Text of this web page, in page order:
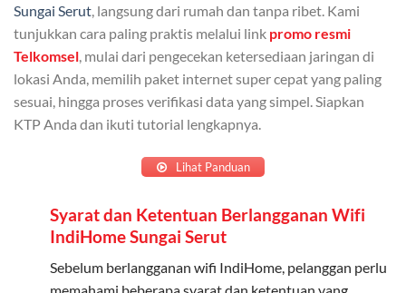
Berlaku Nasional
Kuota keluarga bisa digunakan di seluruh Indonesia
untuk jaringan 2G, 3G, dan 4G.
Tidak Berlaku untuk Roaming
Daftarkan Anggota: Admin dapat mendaftarkan anggota
Bagikan Kuota: Setelah terdaftar, anggota bisa langsung
Sungai Serut , langsung dari rumah dan tanpa ribet. Kami
tunjukkan cara paling praktis melalui link promo resmi
Telkomsel , mulai dari pengecekan ketersediaan jaringan di
lokasi Anda, memilih paket internet super cepat yang paling
sesuai, hingga proses verifikasi data yang simpel. Siapkan
KTP Anda dan ikuti tutorial lengkapnya.
Lihat Panduan
Syarat dan Ketentuan Berlangganan Wifi
IndiHome Sungai Serut
Sebelum berlangganan wifi IndiHome, pelanggan perlu